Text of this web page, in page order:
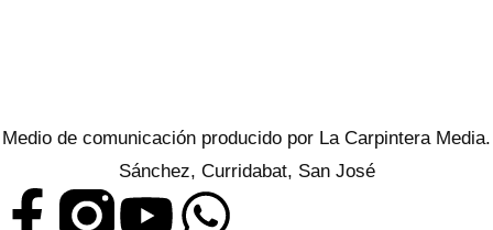
Medio de comunicación producido por La Carpintera Media.
Sánchez, Curridabat, San José